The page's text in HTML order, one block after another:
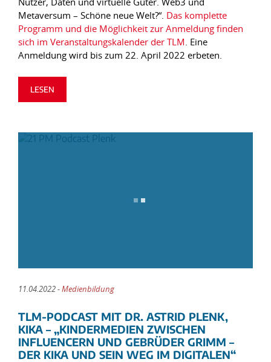
Metaversum – Schöne neue Welt?“. Das komplette
Programm und die Möglichkeit zur Anmeldung finden
sich im Veranstaltungskalender der TLM. Eine
Anmeldung wird bis zum 22. April 2022 erbeten.
LESEN
11.04.2022 -Medienbildung
TLM-PODCAST MIT DR. ASTRID PLENK,
KIKA – „KINDERMEDIEN ZWISCHEN
INFLUENCERN UND GEBRÜDER GRIMM –
DER KIKA UND SEIN WEG IM DIGITALEN“